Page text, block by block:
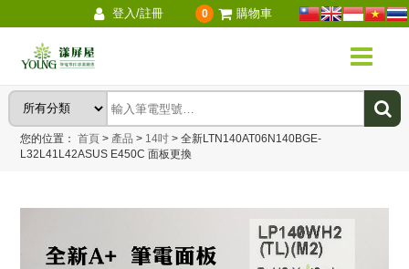
登入/註冊 0 購物車
您的位置：首頁 > 產品 > 14吋 > 全新LTN140AT06N140BGE-
L32L41L42ASUS E450C 面板更換